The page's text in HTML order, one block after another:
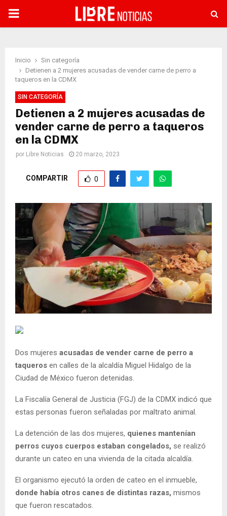
PRIMARY
Inicio
Sin categoría
Detienen a 2 mujeres acusadas de vender carne de perro a
taqueros en la CDMX
SIN CATEGORÍA
Detienen a 2 mujeres acusadas de
vender carne de perro a taqueros
en la CDMX
por Libre Noticias 20 marzo, 2023
COMPARTIR 0
Dos mujeres acusadas de vender carne de perro a
taqueros en calles de la alcaldía Miguel Hidalgo de la
Ciudad de México fueron detenidas.
La Fiscalía General de Justicia (FGJ) de la CDMX indicó que
estas personas fueron señaladas por maltrato animal.
La detención de las dos mujeres, quienes mantenían
perros cuyos cuerpos estaban congelados, se realizó
durante un cateo en una vivienda de la citada alcaldía.
El organismo ejecutó la orden de cateo en el inmueble,
donde había otros canes de distintas razas, mismos
que fueron rescatados.